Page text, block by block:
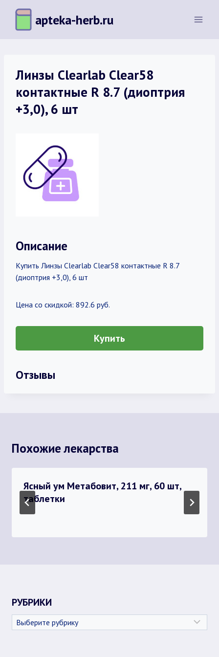
Перейти
содержимому
apteka-herb.ru
Линзы Clearlab Clear58
контактные R 8.7 (диоптрия
+3,0), 6 шт
Описание
Купить Линзы Clearlab Clear58 контактные R 8.7
(диоптрия +3,0), 6 шт
Цена со скидкой: 892.6 руб.
Купить
Отзывы
Похожие лекарства
Ясный ум Метабовит, 211 мг, 60 шт,
таблетки
РУБРИКИ
Рубрики